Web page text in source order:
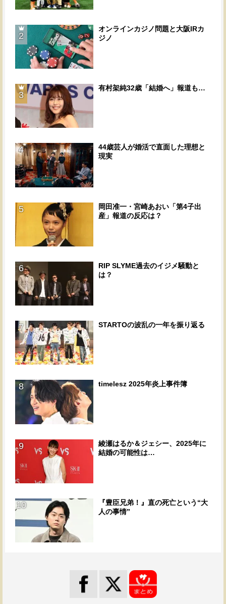
2
オンラインカジノ問題と大阪IRカ
ジノ
3
有村架純32歳「結婚へ」報道も…
4
44歳芸人が婚活で直面した理想と
現実
5
岡田准一・宮崎あおい「第4子出
産」報道の反応は？
6
RIP SLYME過去のイジメ騒動と
は？
7 STARTOの波乱の一年を振り返る
8 timelesz 2025年炎上事件簿
9
綾瀬はるか＆ジェシー、2025年に
結婚の可能性は…
10
『豊臣兄弟！』直の死亡という“大
人の事情”